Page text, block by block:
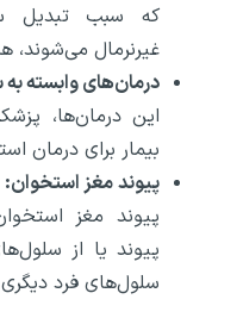
که سبب تبدیل
غیرنرمال می‌شوند،
درمان‌های وابسته
این درمان‌ها،
بیمار برای درمان
پیوند مغز استخوان:
پیوند مغز
پیوند یا از
سلول‌های فرد